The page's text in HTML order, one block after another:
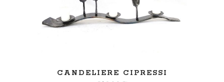
CANDELIERE CIPRESSI